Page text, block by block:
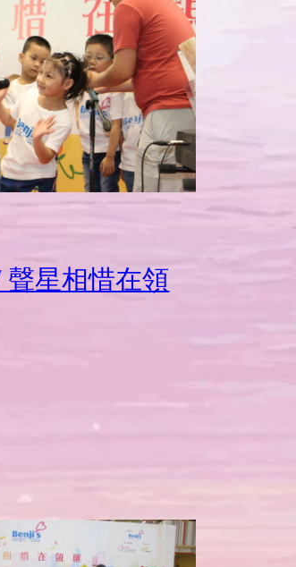
聲星相惜在領